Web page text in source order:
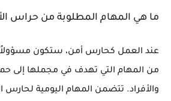
ما هي المهام المطلوبة من حراس
عند العمل كحارس أمن، ستكون
من المهام التي تهدف في مجملها إلى
والأفراد. تتضمن المهام اليومية لحارس